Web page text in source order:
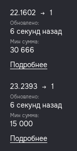
22.1602 1
Обновлено:
7 секунд назад
Мин сумма:
30 666
Подробнее
23.2393 1
Обновлено:
7 секунд назад
Мин сумма:
15 000
Подробнее